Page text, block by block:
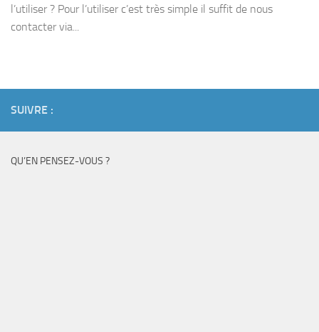
l’utiliser ? Pour l’utiliser c’est très simple il suffit de nous
contacter via...
SUIVRE :
QU’EN PENSEZ-VOUS ?